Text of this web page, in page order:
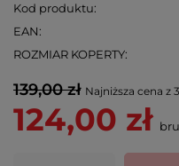
Kod produktu
EAN
ROZMIAR KOPERTY
139,00 zł Najniższa cena z
124,00 zł